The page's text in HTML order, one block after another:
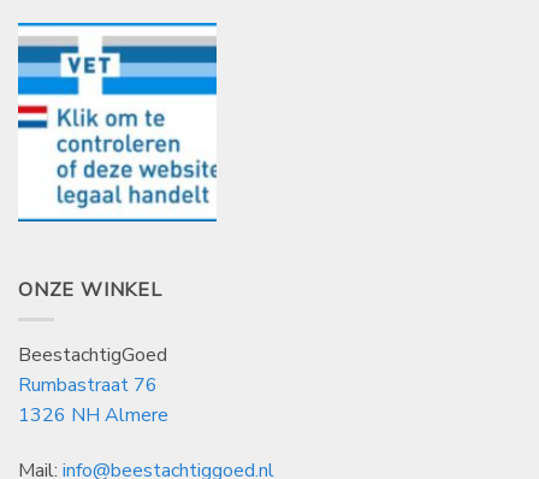
ONZE WINKEL
BeestachtigGoed
Rumbastraat 76
1326 NH Almere
Mail: info@beestachtiggoed.nl